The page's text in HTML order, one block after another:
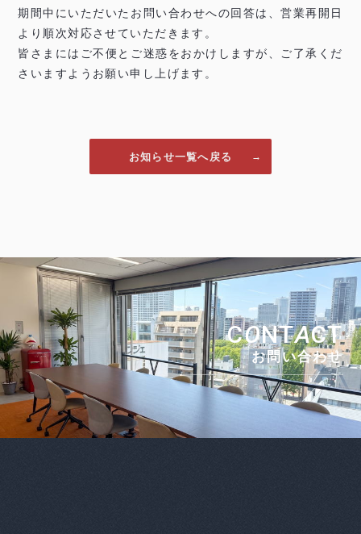
期間中にいただいたお問い合わせへの回答は、営業再開日
より順次対応させていただきます。
皆さまにはご不便とご迷惑をおかけしますが、ご了承くだ
さいますようお願い申し上げます。
お知らせ一覧へ戻る
CONTACT
お問い合わせ